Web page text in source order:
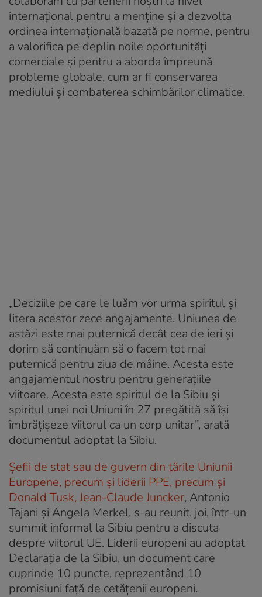
internațional pentru a menține și a dezvolta
ordinea internațională bazată pe norme, pentru
a valorifica pe deplin noile oportunități
comerciale și pentru a aborda împreună
probleme globale, cum ar fi conservarea
mediului și combaterea schimbărilor climatice.
„Deciziile pe care le luăm vor urma spiritul și
litera acestor zece angajamente. Uniunea de
astăzi este mai puternică decât cea de ieri și
dorim să continuăm să o facem tot mai
puternică pentru ziua de mâine. Acesta este
angajamentul nostru pentru generațiile
viitoare. Acesta este spiritul de la Sibiu și
spiritul unei noi Uniuni în 27 pregătită să își
îmbrățișeze viitorul ca un corp unitar”, arată
documentul adoptat la Sibiu.
Şefii de stat sau de guvern din ţările Uniunii
Europene, precum și liderii PPE, precum şi
Donald Tusk, Jean-Claude Juncker, Antonio
Tajani şi Angela Merkel, s-au reunit, joi, într-un
summit informal la Sibiu pentru a discuta
despre viitorul UE. Liderii europeni au adoptat
Declaraţia de la Sibiu, un document care
cuprinde 10 puncte, reprezentând 10
promisiuni față de cetățenii europeni.